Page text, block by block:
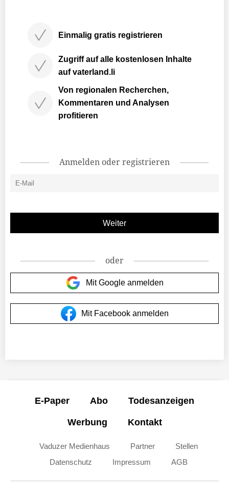
Einmalig gratis registrieren
Zugriff auf alle kostenlosen Inhalte
auf vaterland.li
Von regionalen Recherchen,
Kommentaren und Analysen
profitieren
Anmelden oder registrieren
oder
Mit Google anmelden
Mit Facebook anmelden
E-Paper Abo Todesanzeigen
Werbung Kontakt
Vaduzer Medienhaus Partner
Stellen
Datenschutz
Impressum AGB